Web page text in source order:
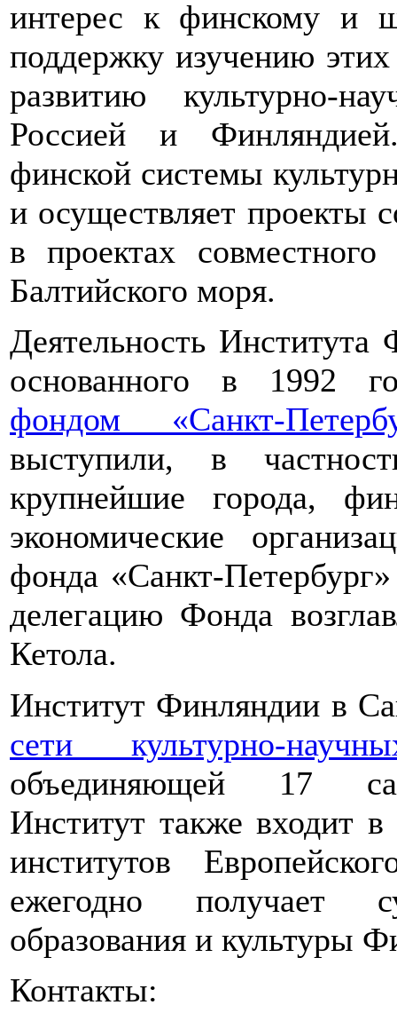
интерес к финскому и
поддержку изучению
развитию культурно-
Россией и
финской системы
и осуществляет проекты
в проектах
Балтийского моря.
Деятельность
основанного в 1992
фондом «Санкт-
выступили, в
крупнейшие города,
экономические
фонда «Санкт-
делегацию Фонда
Кетола.
Институт Финляндии в
сети культурно-
объединяющей 17
Институт также входит
институтов
ежегодно получает
образования и культуры
Контакты: